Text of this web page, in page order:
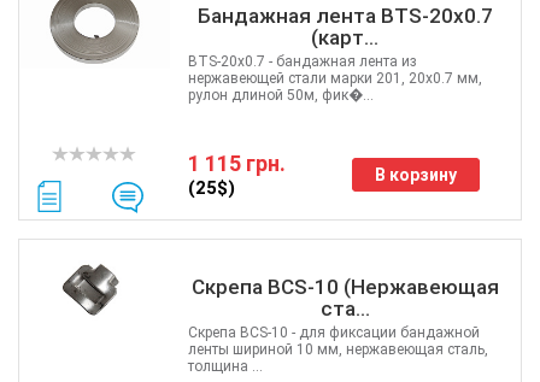
Бандажная лента BTS-20x0.7
(карт...
1 115 грн.
(25$)
В корзину
BTS-20x0.7 - бандажная лента из
нержавеющей стали марки 201, 20х0.7 мм,
рулон длиной 50м, фик�...
Скрепа BCS-10 (Нержавеющая
ста...
Скрепа BCS-10 - для фиксации бандажной
ленты шириной 10 мм, нержавеющая сталь,
толщина ...